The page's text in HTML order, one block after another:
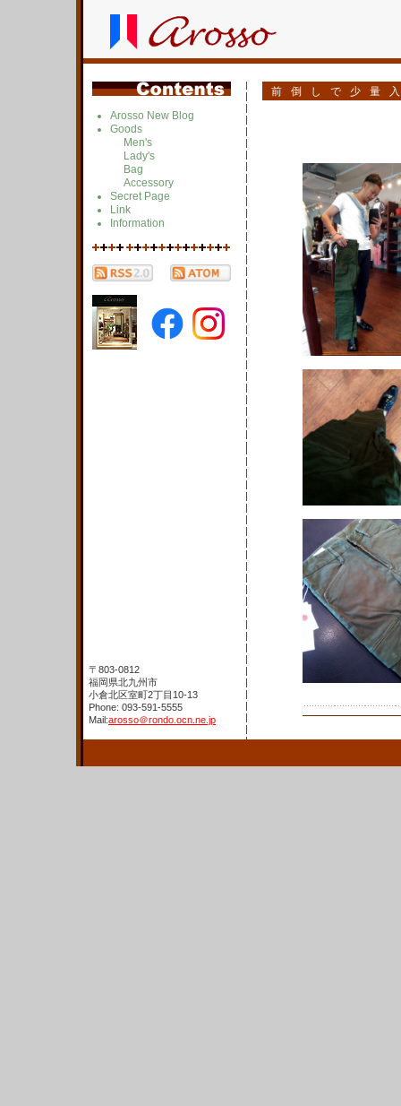
Arosso New Blog
Goods
Men's
Lady's
Bag
Accessory
Secret Page
Link
Information
前倒しで少量
〒803-0812
福岡県北九州市
小倉北区室町2丁目10-13
Phone: 093-591-5555
Mail:arosso＠rondo.ocn.ne.jp